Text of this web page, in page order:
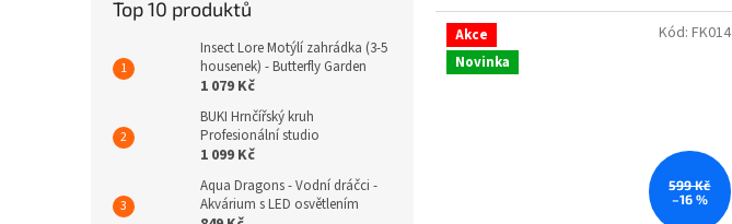
Top 10 produktů
Insect Lore Motýlí zahrádka (3-5
housenek) - Butterfly Garden
1 079 Kč
BUKI Hrnčířský kruh
Profesionální studio
1 099 Kč
Aqua Dragons - Vodní dráčci -
Akvárium s LED osvětlením
Akce
Novinka
599 Kč
–16 %
Kód: FK014